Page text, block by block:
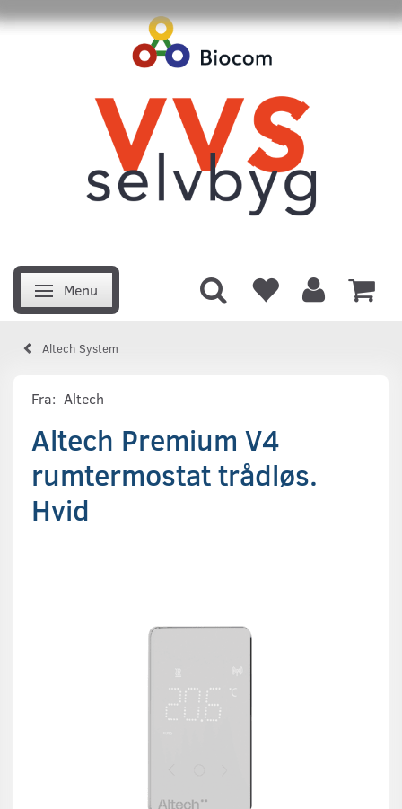
Skifte navigation
Menu
Altech System
Fra: Altech
Altech Premium V4
rumtermostat trådløs.
Hvid